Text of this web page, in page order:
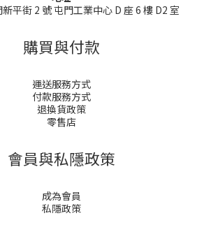
平街 2 號 屯門工業中心 D 座 6 樓 D2 室
購買與付款
運送服務方式
付款服務方式
退換貨政策
零售店
會員與私隱政策
成為會員
私隱政策